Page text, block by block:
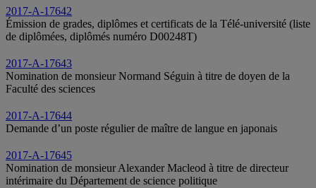
2017-A-17642
Émission de grades, diplômes et certificats de la Télé-université (liste
de diplômées, diplômés numéro D00248T)
2017-A-17643
Nomination de monsieur Normand Séguin à titre de doyen de la
Faculté des sciences
2017-A-17644
Demande d’un poste régulier de maître de langue en japonais
2017-A-17645
Nomination de monsieur Alexander Macleod à titre de directeur
intérimaire du Département de science politique